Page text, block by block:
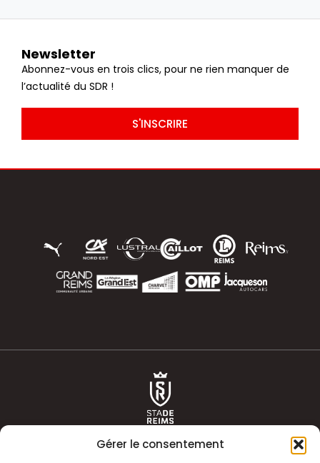
Gérer le consentement
Newsletter
Abonnez-vous en trois clics, pour ne rien manquer de
l’actualité du SDR !
S'INSCRIRE